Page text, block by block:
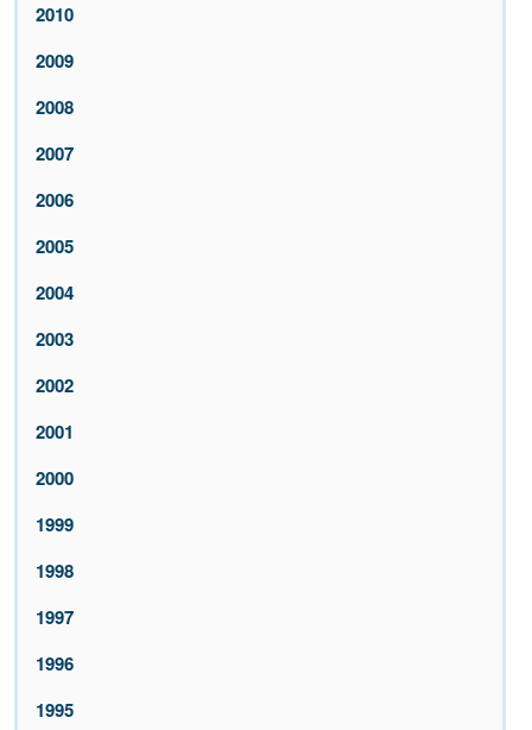
2010
2009
2008
2007
2006
2005
2004
2003
2002
2001
2000
1999
1998
1997
1996
1995